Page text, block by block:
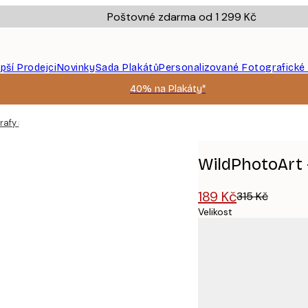
Poštovné zdarma od 1 299 Kč
ProdejciNovinkySada PlakátůPersonalizované Fotografické
40% na Plakáty*
plakát
189 Kč315 Kč
Velikost